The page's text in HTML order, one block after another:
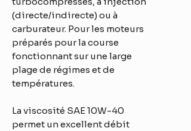
(directe/indirecte) ou à
carburateur. Pour les moteurs
préparés pour la course
fonctionnant sur une large
plage de régimes et de
températures.
La viscosité SAE 10W-40
permet un excellent débit